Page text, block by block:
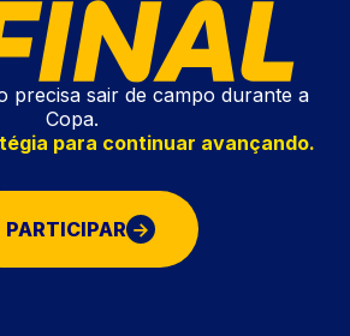
precisa sair de campo durante a
Copa.
para continuar avançando.
PARTICIPAR